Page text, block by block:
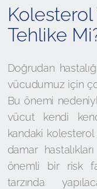
Kolesterol
Tehlike
Doğrudan
vücudumuz için
Bu önemi
vücut kendi
kandaki
damar
önemli bir risk
tarzında